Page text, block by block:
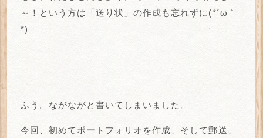
～！という方は「送り状」の作成も忘れずに(*´ω｀
*)
ふう。ながながと書いてしまいました。
今回、初めてポートフォリオを作成、そして郵送、